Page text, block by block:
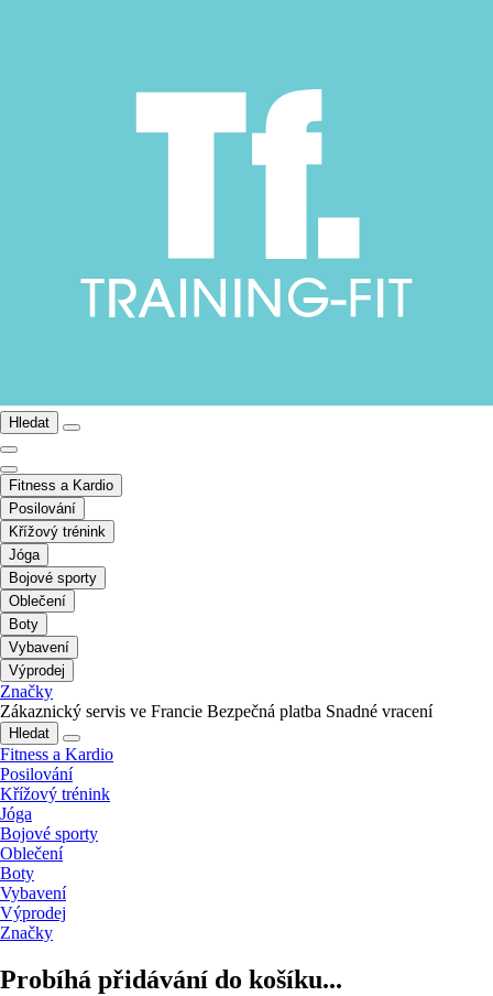
Hledat
Fitness a Kardio
Posilování
Křížový trénink
Jóga
Bojové sporty
Oblečení
Boty
Vybavení
Výprodej
Značky
Zákaznický servis ve Francie Bezpečná platba Snadné vracení
Hledat
Fitness a Kardio
Posilování
Křížový trénink
Jóga
Bojové sporty
Oblečení
Boty
Vybavení
Výprodej
Značky
Probíhá přidávání do košíku...